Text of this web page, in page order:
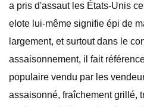
a pris d'assaut les États-Unis
elote lui-même signifie épi de
largement, et surtout dans le
assaisonnement, il fait
populaire vendu par les
assaisonné, fraîchement grillé,